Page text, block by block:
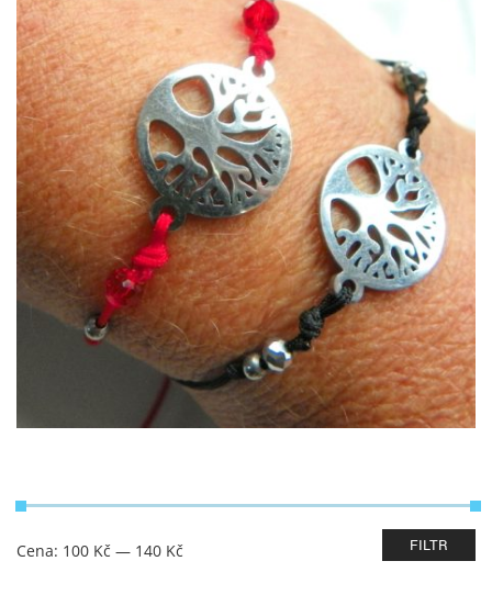
cena
cena
FILTR
Cena: 100 Kč — 140 Kč